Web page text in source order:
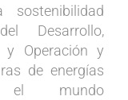
Desarrollo,
y Operación y
de energías
el mundo